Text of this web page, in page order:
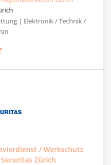
| Elektronik / Technik /
/ Werkschutz
Zürich